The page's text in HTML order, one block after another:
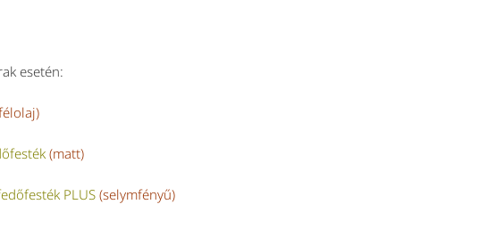
esetén:
(matt)
PLUS(selymfényű)